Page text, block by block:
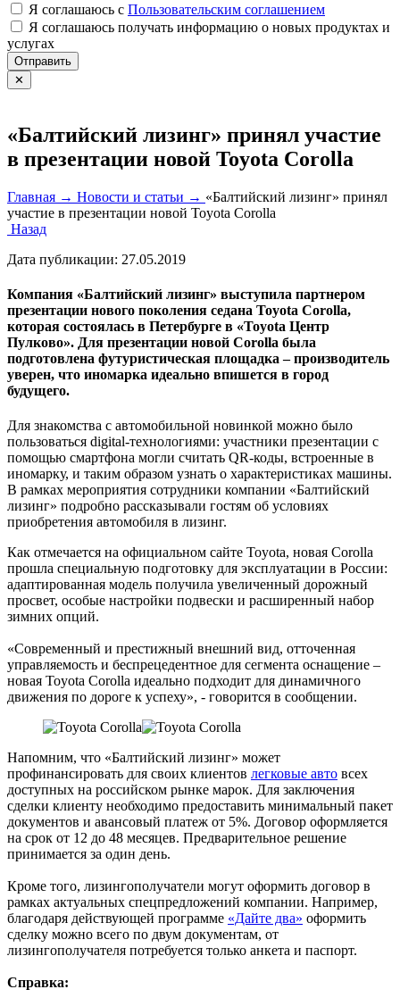
Я соглашаюсь c Пользовательским соглашением
Я соглашаюсь получать информацию о новых продуктах и
услугах
Отправить
✕
«Балтийский лизинг» принял участие
в презентации новой Toyota Corolla
Главная → Новости и статьи → «Балтийский лизинг» принял
участие в презентации новой Toyota Corolla
Назад
Дата публикации: 27.05.2019
Компания «Балтийский лизинг» выступила партнером
презентации нового поколения седана Toyota Corolla,
которая состоялась в Петербурге в «Toyota Центр
Пулково». Для презентации новой Corolla была
подготовлена футуристическая площадка – производитель
уверен, что иномарка идеально впишется в город
будущего.
Для знакомства с автомобильной новинкой можно было
пользоваться digital-технологиями: участники презентации с
помощью смартфона могли считать QR-коды, встроенные в
иномарку, и таким образом узнать о характеристиках машины.
В рамках мероприятия сотрудники компании «Балтийский
лизинг» подробно рассказывали гостям об условиях
приобретения автомобиля в лизинг.
Как отмечается на официальном сайте Toyota, новая Corolla
прошла специальную подготовку для эксплуатации в России:
адаптированная модель получила увеличенный дорожный
просвет, особые настройки подвески и расширенный набор
зимних опций.
«Современный и престижный внешний вид, отточенная
управляемость и беспрецедентное для сегмента оснащение –
новая Toyota Corolla идеально подходит для динамичного
движения по дороге к успеху», - говорится в сообщении.
Напомним, что «Балтийский лизинг» может
профинансировать для своих клиентов легковые авто всех
доступных на российском рынке марок. Для заключения
сделки клиенту необходимо предоставить минимальный пакет
документов и авансовый платеж от 5%. Договор оформляется
на срок от 12 до 48 месяцев. Предварительное решение
принимается за один день.
Кроме того, лизингополучатели могут оформить договор в
рамках актуальных спецпредложений компании. Например,
благодаря действующей программе «Дайте два» оформить
сделку можно всего по двум документам, от
лизингополучателя потребуется только анкета и паспорт.
Справка: